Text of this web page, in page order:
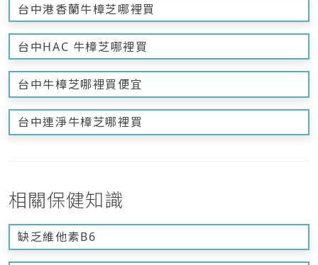
台中港香蘭牛樟芝哪裡買
台中HAC 牛樟芝哪裡買
台中牛樟芝哪裡買便宜
台中連淨牛樟芝哪裡買
相關保健知識
缺乏維他素B6